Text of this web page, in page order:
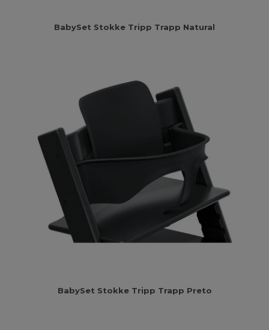
BabySet Stokke Tripp Trapp Natural
BabySet Stokke Tripp Trapp Preto